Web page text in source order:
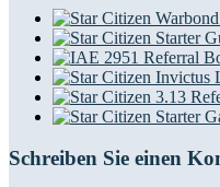
Schreiben Sie einen